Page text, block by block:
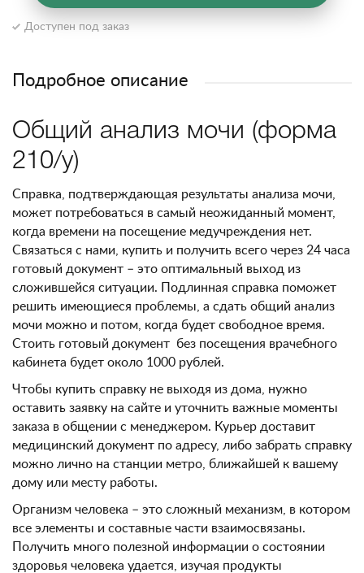
Доступен под заказ
Подробное описание
Общий анализ мочи (форма
210/у)
Справка, подтверждающая результаты анализа мочи,
может потребоваться в самый неожиданный момент,
когда времени на посещение медучреждения нет.
Связаться с нами, купить и получить всего через 24 часа
готовый документ – это оптимальный выход из
сложившейся ситуации. Подлинная справка поможет
решить имеющиеся проблемы, а сдать общий анализ
мочи можно и потом, когда будет свободное время.
Стоить готовый документ без посещения врачебного
кабинета будет около 1000 рублей.
Чтобы купить справку не выходя из дома, нужно
оставить заявку на сайте и уточнить важные моменты
заказа в общении с менеджером. Курьер доставит
медицинский документ по адресу, либо забрать справку
можно лично на станции метро, ближайшей к вашему
дому или месту работы.
Организм человека – это сложный механизм, в котором
все элементы и составные части взаимосвязаны.
Получить много полезной информации о состоянии
здоровья человека удается, изучая продукты